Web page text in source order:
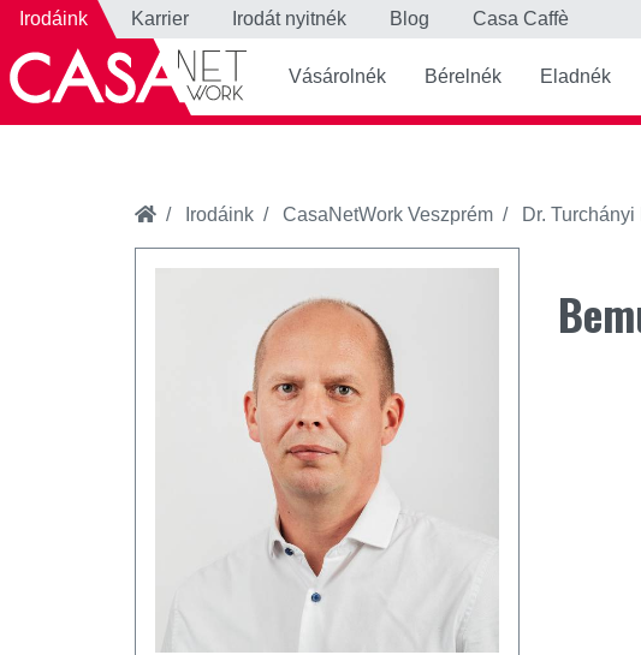
Irodáink Karrier Irodát nyitnék Blog Casa Caffè
Vásárolnék Bérelnék Eladnék
Irodáink CasaNetWork Veszprém Dr.